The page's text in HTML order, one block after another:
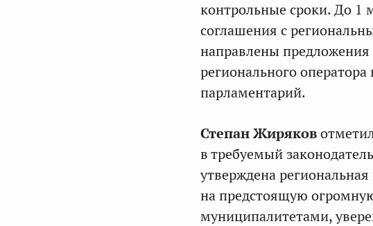
контрольные сроки. До 1
соглашения с
направлены предложения
регионального
парламентарий.
Степан Жиряков
в требуемый
утверждена
на предстоящую
муниципалитетами,